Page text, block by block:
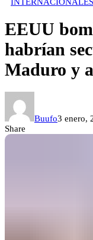
EEUU
habrían
Maduro y
Buufo3 enero,
Share